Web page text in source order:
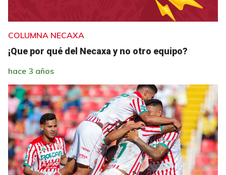
COLUMNA NECAXA
¡Que por qué del Necaxa y no otro equipo?
hace 3 años